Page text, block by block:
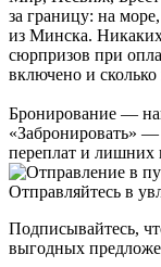
за границу: на
из Минска.
сюрпризов при
включено и сколько
Бронирование —
«Забронировать»
переплат и лишних
Отправляйтесь в
Подписывайтесь,
выгодных